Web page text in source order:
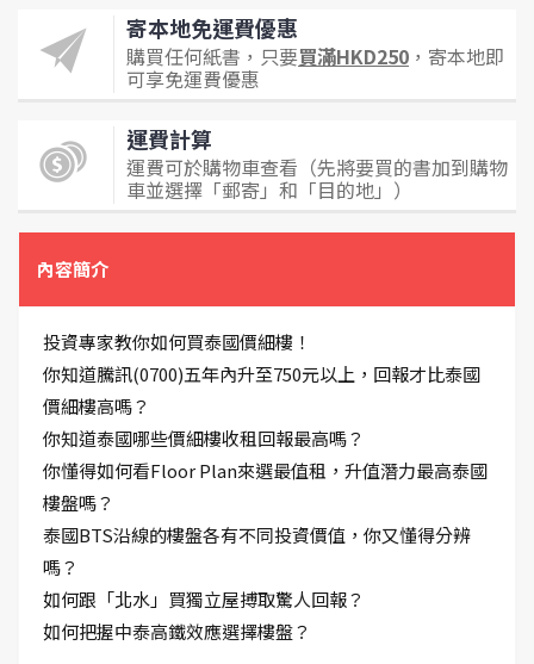
寄本地免運費優惠
購買任何紙書，只要買滿HKD250 ，寄本地即
可享免運費優惠
運費計算
運費可於購物車查看（先將要買的書加到購物
車並選擇「郵寄」和「目的地」）
內容簡介
投資專家教你如何買泰國價細樓！
你知道騰訊(0700)五年內升至750元以上，回報才比泰國
價細樓高嗎？
你知道泰國哪些價細樓收租回報最高嗎？
你懂得如何看Floor Plan來選最值租，升值潛力最高泰國
樓盤嗎？
泰國BTS沿線的樓盤各有不同投資價值，你又懂得分辨
嗎？
如何跟「北水」買獨立屋搏取驚人回報？
如何把握中泰高鐵效應選擇樓盤？